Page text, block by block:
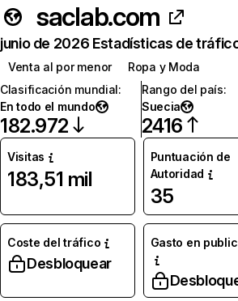
saclab.com
junio de 2026 Estadísticas de
Venta al por menor
Ropa y Moda
Clasificación mundial:
En todo el mundo
182.972
Rango del país:
Suecia
2416
Visitas
183,51 mil
Puntuación de
Autoridad
35
Coste del tráfico
Desbloquear
Gasto en